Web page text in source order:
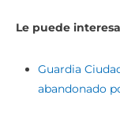
Le puede
Guardia
abandonado